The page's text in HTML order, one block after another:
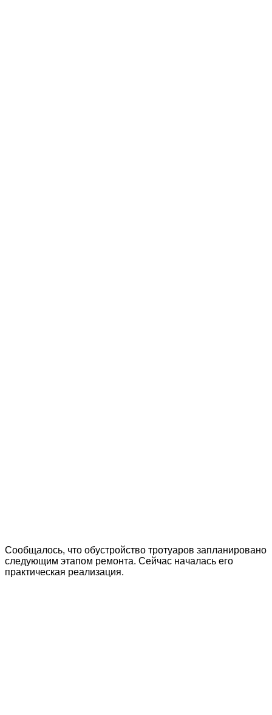
Сообщалось, что обустройство тротуаров запланировано
следующим этапом ремонта. Сейчас началась его
практическая реализация.